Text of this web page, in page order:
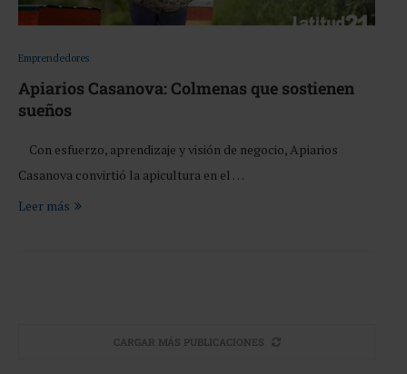
Emprendedores
Apiarios Casanova: Colmenas que sostienen
sueños
Con esfuerzo, aprendizaje y visión de negocio, Apiarios
Casanova convirtió la apicultura en el …
Leer más
CARGAR MÁS PUBLICACIONES